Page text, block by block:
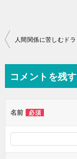
投
ビ
ー
シ
ョ
コメントを残す
名前 必須